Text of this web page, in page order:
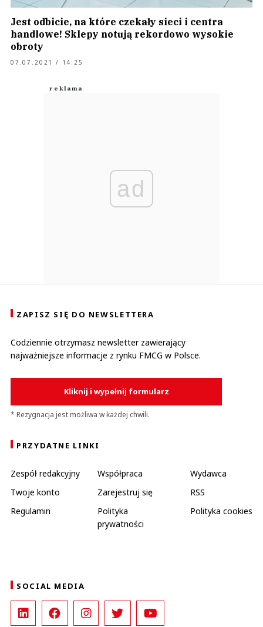
Jest odbicie, na które czekały sieci i centra
handlowe! Sklepy notują rekordowo wysokie
obroty
07.07.2021 / 14:25
ad
ZAPISZ SIĘ DO NEWSLETTERA
Codziennie otrzymasz newsletter zawierający
najważniejsze informacje z rynku FMCG w Polsce.
Kliknij i wypełnij formularz
* Rezygnacja jest możliwa w każdej chwili.
PRZYDATNE LINKI
Zespół redakcyjny Współpraca
Wydawca
Twoje konto
Zarejestruj się
RSS
Regulamin
Polityka
prywatności
Polityka cookies
SOCIAL MEDIA